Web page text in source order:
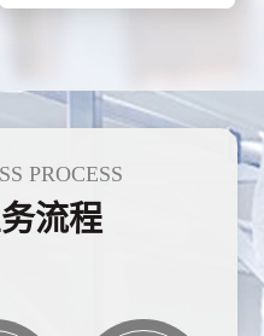
PROCESS
流程